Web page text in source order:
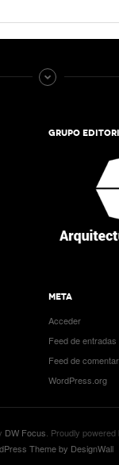
GRUPO
META
Acceder
Feed de entradas
Feed de
WordPress.org
DW Focus . Proudly powered
Theme by DesignWall